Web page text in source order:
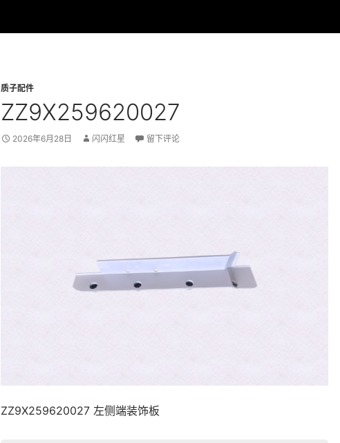
质子配件
ZZ9X259620027
2026年6月28日 闪闪红星 留下评论
ZZ9X259620027 左侧端装饰板